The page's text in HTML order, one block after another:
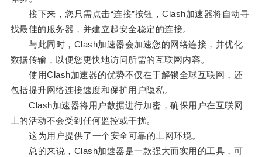
接下来，您只需点击“连接”按钮，Clash加速器将自动寻
找最佳的服务器，并建立起安全稳定的连接。
与此同时，Clash加速器会加速您的网络连接，并优化
数据传输，以便您更快地访问所需的互联网内容。
使用Clash加速器的优势不仅在于解锁全球互联网，还
包括提升网络连接速度和保护用户隐私。
Clash加速器将用户数据进行加密，确保用户在互联网
上的活动不会受到任何监控或干扰。
这为用户提供了一个安全可靠的上网环境。
总的来说，Clash加速器是一款强大而实用的工具，可